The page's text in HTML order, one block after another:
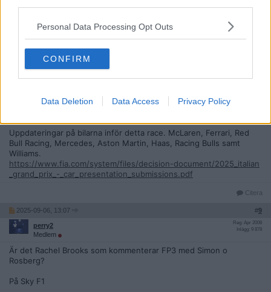
Personal Data Processing Opt Outs
CONFIRM
Data Deletion Data Access Privacy Policy
reducing drag to a minimum."
startrakan samt runt chikanerna
Uppdateringar på bilarna inför detta race. McLaren, Ferrari, Red
Bull Racing, Mercedes, Aston Martin, Haas, Racing Bulls samt
Williams.
https://www.fia.com/system/files/decision-document/2025_italian
_grand_prix_-_car_presentation_submissions.pdf
Citera
2025-09-06, 13:07 #9
perry2
Medlem
Reg: Apr 2008
Inlägg: 9 878
Är det Rachel Brooks som kommenterar FP3 med Simon o
Rosberg?
På Sky F1